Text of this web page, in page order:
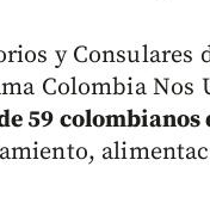
y Consulares
Colombia Nos
59 colombianos